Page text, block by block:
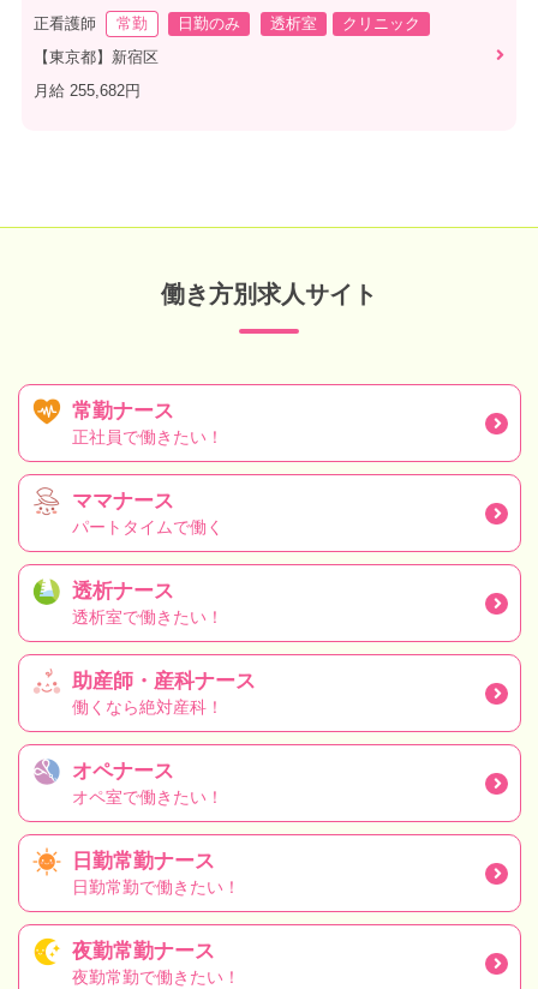
正看護師 常勤 日勤のみ 透析室
クリニック
【東京都】新宿区
月給 255,682円
働き方別求人サイト
常勤ナース
正社員で働きたい！
ママナース
パートタイムで働く
透析ナース
透析室で働きたい！
助産師・産科ナース
働くなら絶対産科！
オペナース
オペ室で働きたい！
日勤常勤ナース
日勤常勤で働きたい！
夜勤常勤ナース
夜勤常勤で働きたい！